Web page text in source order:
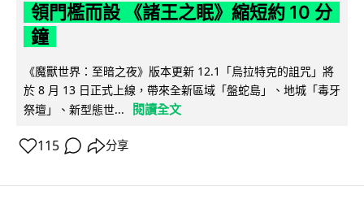
領門檻而設 《諸王之眠》縮短約 10 分
鐘
《魔獸世界：至暗之夜》版本更新 12.1「烏拉特克的詛咒」將
於 8 月 13 日正式上線，帶來全新區域「盤蛇島」、地城「毒牙
祭壇」、新型態世...
閱讀全文
115 分享